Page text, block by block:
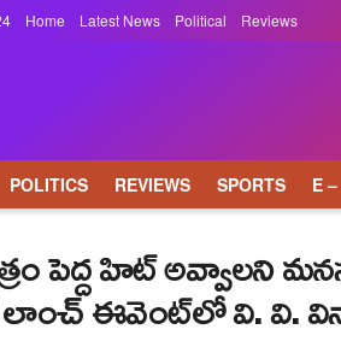
Home Latest News Political Reviews
POLITICS REVIEWS SPORTS E
పెద్ద హిట్ అవ్వాలని
లాంచ్ ఈవెంట్‌లో వి.